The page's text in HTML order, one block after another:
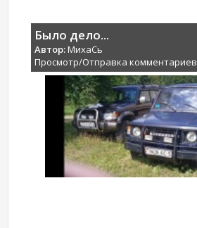
Было дело...
Автор:МихаCь
Просмотр/Отправка комментариев